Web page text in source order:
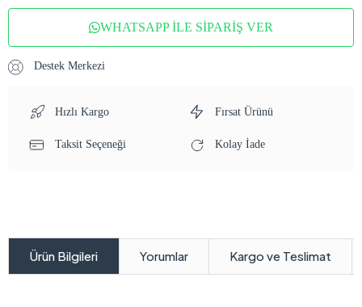
WHATSAPP İLE SİPARİŞ VER
Destek Merkezi
Hızlı Kargo Fırsat Ürünü
Taksit Seçeneği Kolay İade
Ürün Bilgileri Yorumlar Kargo ve Teslimat